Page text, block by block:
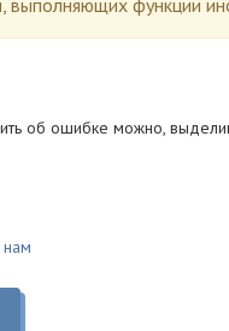
об ошибке можно,